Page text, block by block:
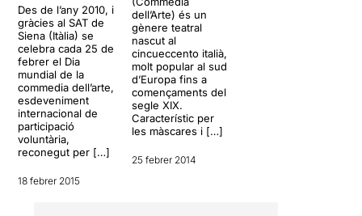
llinatge actoral i còmic. Mala
bèstia, animal dels inferns i
monstre de l’escena. Felipe
Cabezas té fusta i foc
diabòlic. Elogis dignes d’un
bon còmic i no de
succedanis. Si el teatre
(l’infern) és el reflex
fidedigne del nostre món, no
diable? “Acollim els còmics
aparentment senzilles però
d’una gran dificultat.
Des de l’any 2010, i
gràcies al SAT de
Siena (Itàlia) se
celebra cada 25 de
febrer el Dia
mundial de la
commedia dell’arte,
esdeveniment
internacional de
participació
voluntària,
reconegut per […]
18 febrer 2015
dell’Arte) és un
gènere teatral
nascut al
cincueccento italià,
molt popular al sud
d’Europa fins a
començaments del
segle XIX.
Característic per
les màscares i […]
25 febrer 2014